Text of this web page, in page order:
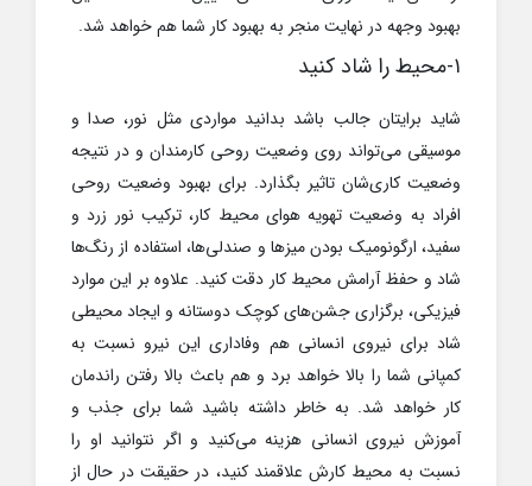
بهبود وجهه در نهایت منجر به بهبود کار شما هم خواهد شد.
۱-محیط را شاد کنید
شاید برایتان جالب باشد بدانید مواردی مثل نور، صدا و
موسیقی می‌تواند روی وضعیت روحی کارمندان و در نتیجه
وضعیت کاری‌شان تاثیر بگذارد. برای بهبود وضعیت روحی
افراد به وضعیت تهویه هوای محیط کار، ترکیب نور زرد و
سفید، ارگونومیک بودن میزها و صندلی‌ها، استفاده از رنگ‌ها
شاد و حفظ آرامش محیط کار دقت کنید. علاوه بر این موارد
فیزیکی، برگزاری جشن‌های کوچک دوستانه و ایجاد محیطی
شاد برای نیروی انسانی هم وفاداری این نیرو نسبت به
کمپانی شما را بالا خواهد برد و هم باعث بالا رفتن راندمان
کار خواهد شد. به خاطر داشته باشید شما برای جذب و
آموزش نیروی انسانی هزینه می‌کنید و اگر نتوانید او را
نسبت به محیط کارش علاقمند کنید، در حقیقت در حال از